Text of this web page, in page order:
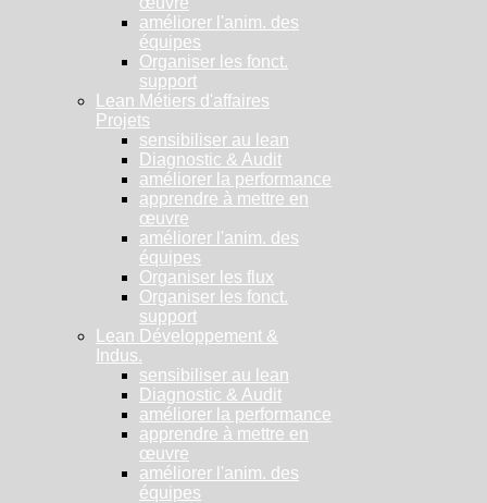
améliorer l'anim. des
équipes
Organiser les fonct.
support
Lean Métiers d'affaires
Projets
sensibiliser au lean
Diagnostic & Audit
améliorer la performance
apprendre à mettre en
œuvre
améliorer l'anim. des
équipes
Organiser les flux
Organiser les fonct.
support
Lean Développement &
Indus.
sensibiliser au lean
Diagnostic & Audit
améliorer la performance
apprendre à mettre en
œuvre
améliorer l'anim. des
équipes